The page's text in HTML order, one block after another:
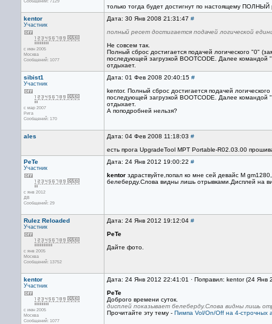
только тогда будет достигнут по настоящему ПОЛНЫЙ
kentor
Участник
с июн 2005
Москва
Сообщений: 1077
Дата: 30 Янв 2008 21:31:47 #
полный ресет достигается подачей логической
Не совсем так.
Полный сброс достигается подачей логического "0"
последующей загрузкой BOOTCODE. Далее
отдыхает.
sibist1
Участник
с мар 2007
Рига
Сообщений: 170
Дата: 01 Фев 2008 20:40:15 #
kentor. Полный сброс достигается подачей
последующей загрузкой BOOTCODE. Далее
отдыхает.
А поподробней нельзя?
ales Дата: 04 Фев 2008 11:18:03 #
есть прога UpgradeTool MPT Portable-R02.03.00
PeTe
Участник
с янв 2012
ДВ
Сообщений: 29
Дата: 24 Янв 2012 19:00:22 #
kentor здраствуйте,попал ко мне сей девайс М
белеберду.Слова видны лишь отрывками.Дисплей на
Rulez Reloaded
Участник
с янв 2005
Москва
Сообщений: 13752
Дата: 24 Янв 2012 19:12:04 #
PeTe
Дайте фото.
kentor
Участник
с июн 2005
Москва
Сообщений: 1077
Дата: 24 Янв 2012 22:41:01 · Поправил: kentor (24 Янв
PeTe
Доброго времени суток.
дисплей показывает белеберду.Слова видны лишь
Прочитайте эту тему - Пимпа Vol/On/Off на 4-строчных